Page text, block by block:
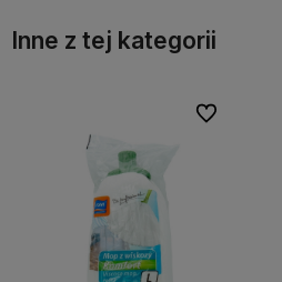
Inne z tej kategorii
Do ulubionych
Do ulubionych